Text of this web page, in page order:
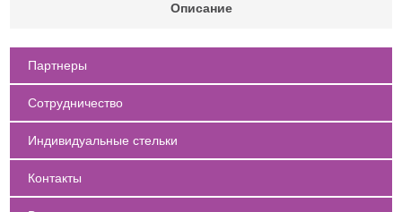
Описание
Партнеры
Сотрудничество
Индивидуальные стельки
Контакты